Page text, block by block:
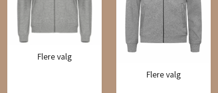
Flere valg
Flere valg